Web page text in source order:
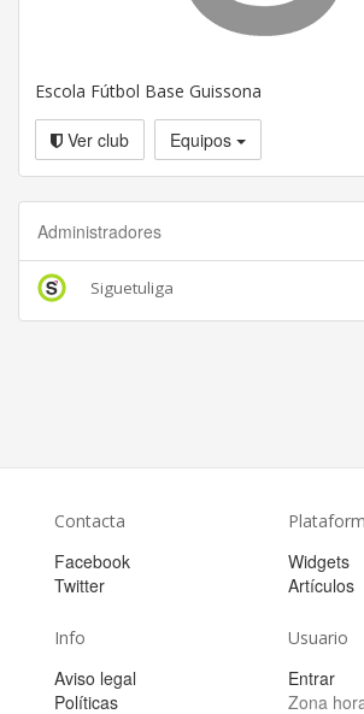
Escola Fútbol Base Guissona
Ver club Equipos
Administradores
Siguetuliga
Contacta
Facebook
Twitter
Widgets
Artículos
Info
Aviso legal
Políticas
Usuario
Entrar
Zona